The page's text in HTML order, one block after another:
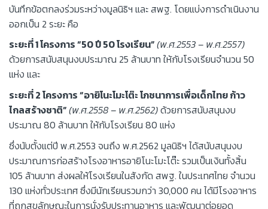
บันทึกข้อตกลงร่วมระหว่างมูลนิธิฯ และ สพฐ. โดยแบ่งการดำเนินงาน
ออกเป็น 2 ระยะ คือ
ระยะที่ 1 โครงการ “50 ปี 50 โรงเรียน”(พ.ศ.2553 – พ.ศ.2557)
ด้วยการสนับสนุนงบประมาณ 25 ล้านบาท ให้กับโรงเรียนจำนวน 50
แห่ง และ
ระยะที่ 2 โครงการ “อายิโนะโมะโต๊ะ โภชนาการเพื่อเด็กไทย ก้าว
ไกลสร้างชาติ”(พ.ศ.2558 – พ.ศ.2562)ด้วยการสนับสนุนงบ
ประมาณ 80 ล้านบาท ให้กับโรงเรียน 80 แห่ง
ซึ่งนับตั้งแต่ปี พ.ศ.2553 จนถึง พ.ศ.2562 มูลนิธิฯ ได้สนับสนุนงบ
ประมาณการก่อสร้างโรงอาหารอายิโนะโมะโต๊ะ รวมเป็นเงินทั้งสิ้น
105 ล้านบาท ส่งผลให้โรงเรียนในสังกัด สพฐ. ในประเทศไทย จำนวน
130 แห่งทั่วประเทศ ซึ่งมีนักเรียนรวมกว่า 30,000 คน ได้มีโรงอาหาร
ที่ถูกสุขลักษณะในการนั่งรับประทานอาหาร และพัฒนาต่อยอด